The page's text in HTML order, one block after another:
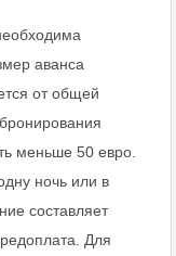
аванса
от общей
меньше 50 евро.
ночь или в
составляет
Для